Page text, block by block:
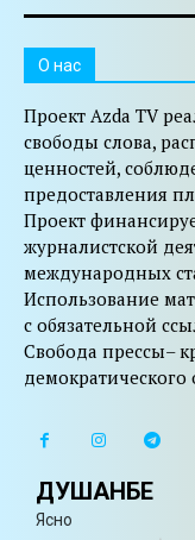
O нас
Проект Azda TV
свободы слова,
ценностей,
предоставления
Проект
журналистской
международных
Использование
с обязательной
Свобода прессы–
демократического
ДУШАНБЕ
Ясно